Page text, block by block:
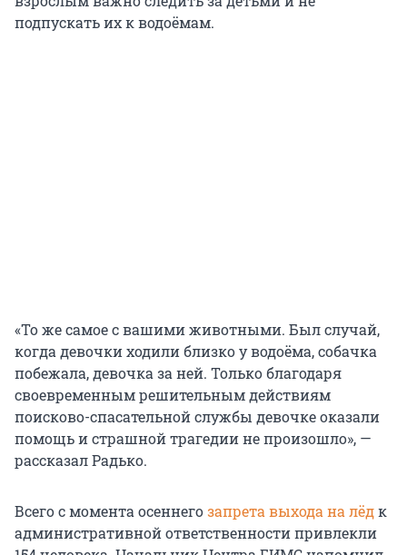
подпускать их к водоёмам.
«То же самое с вашими животными. Был случай,
когда девочки ходили близко у водоёма, собачка
побежала, девочка за ней. Только благодаря
своевременным решительным действиям
поисково-спасательной службы девочке оказали
помощь и страшной трагедии не произошло», —
рассказал Радько.
Всего с момента осеннегозапрета выхода на лёдк
административной ответственности привлекли